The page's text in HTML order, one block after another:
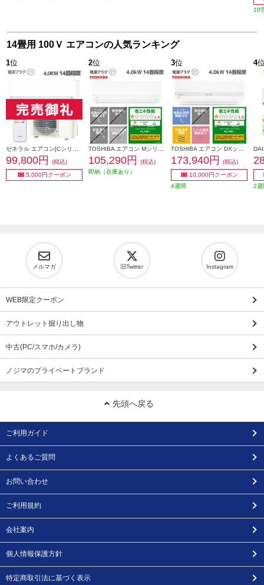
10
14畳用 100Ｖ エアコンの人気ランキング
1位
ゼネラル エアコン[Cシリーズ]【14畳用/4.0kw/100V/熱交換器加熱除菌/2025年モデル】 AS-C405S-W-ESET
99,800円
(税込)
5,000円クーポン
2位
TOSHIBA エアコン Mシリーズ【14畳用/4.0kw/100V/2026年モデル】 RAS-V401M-W-ESET
105,290円
(税込)
即納（在庫あり）
3位
TOSHIBA エアコン DXシリーズ【14畳用/4.0kw/100V/2026年モデル】 RAS-V401DX-W-ESET
173,940円
(税込)
10,000円クーポン
4週間
4
2週
メルマガ 旧Twitter Instagram
WEB限定クーポン
アウトレット掘り出し物
中古(PC/スマホ/カメラ)
ノジマのプライベートブランド
先頭へ戻る
ご利用ガイド
よくあるご質問
お問い合わせ
ご利用規約
会社案内
個人情報保護方針
特定商取引法に基づく表示